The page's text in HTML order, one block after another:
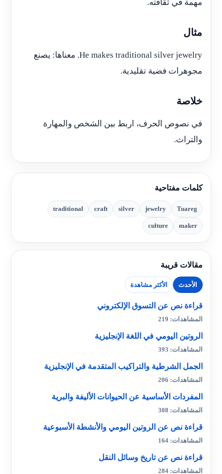
مهمة في ثقافته.
مثال
He makes traditional silver jewelry. معناها: يصنع
مجوهرات فضية تقليدية.
خلاصة
في نصوص الحرف، اربط بين الشخص والمهارة
والتراث.
كلمات مفتاحية
Tuareg
jewelry
silver
craft
traditional
maker
culture
مقالات قريبة
الأحدث الأكثر مشاهدة
قراءة نص عن التسوق الإلكتروني
المشاهدات: 219
الروتين اليومي في اللغة الإنجليزية
المشاهدات: 393
الجمل الشرطية والتراكيب المتقدمة في الإنجليزية
المشاهدات: 206
المفردات الأساسية عن الحيوانات الأليفة والبرية
المشاهدات: 308
قراءة نص عن الروتين اليومي والأنشطة الأسبوعية
المشاهدات: 164
قراءة نص عن تاريخ وسائل النقل
المشاهدات: 284